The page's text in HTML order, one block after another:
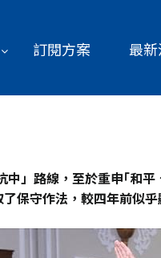
訂閱方案 最
」路線，至於重申｢和
保守作法，較四年前似乎